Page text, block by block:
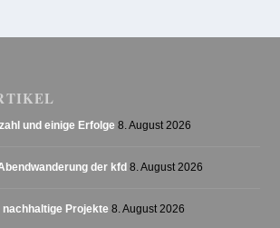
und einige Erfolge 8. August 2026
der kfd 8. August 2026
Projekte 8. August 2026